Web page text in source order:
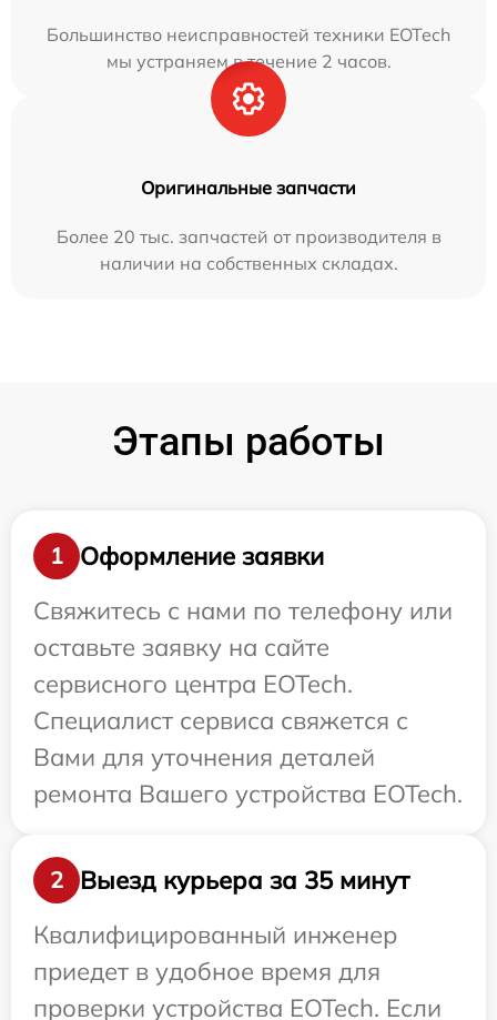
Большинство неисправностей техники EOTech
мы устраняем в течение 2 часов.
Оригинальные запчасти
Более 20 тыс. запчастей от производителя в
наличии на собственных складах.
Этапы работы
1
Оформление заявки
Свяжитесь с нами по телефону или
оставьте заявку на сайте
сервисного центра EOTech.
Специалист сервиса свяжется с
Вами для уточнения деталей
ремонта Вашего устройства EOTech.
2
Выезд курьера за 35 минут
Квалифицированный инженер
приедет в удобное время для
проверки устройства EOTech. Если